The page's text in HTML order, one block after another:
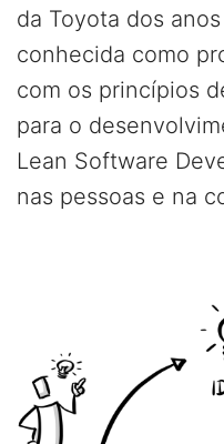
da Toyota dos
conhecida como
com os princípios
para o
Lean Software
nas pessoas e na